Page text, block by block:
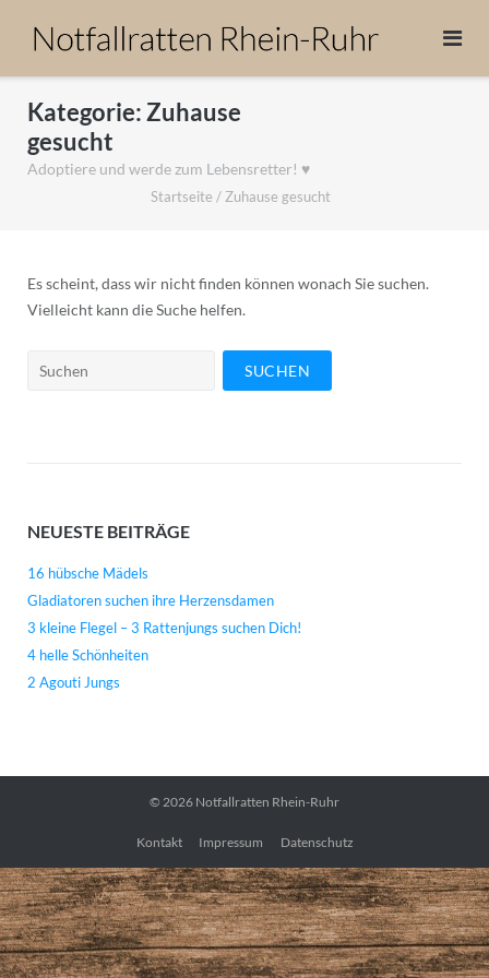
Kategorie:Zuhause
gesucht
Adoptiere und werde zum Lebensretter! ♥
Startseite / Zuhause gesucht
Es scheint, dass wir nicht finden können wonach Sie suchen.
Vielleicht kann die Suche helfen.
Suchen
NEUESTE BEITRÄGE
16 hübsche Mädels
Gladiatoren suchen ihre Herzensdamen
3 kleine Flegel – 3 Rattenjungs suchen Dich!
4 helle Schönheiten
2 Agouti Jungs
© 2026 Notfallratten Rhein-Ruhr
Kontakt Impressum Datenschutz